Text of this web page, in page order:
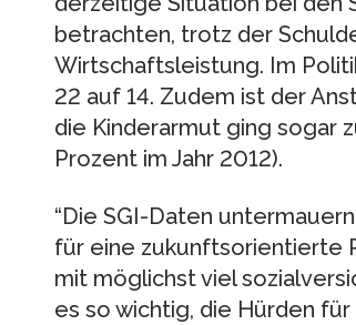
betrachten, trotz der
Wirtschaftsleistung. Im
22 auf 14. Zudem ist der
die Kinderarmut ging sogar
Prozent im Jahr 2012).
“Die SGI-Daten
für eine zukunftsorientierte
mit möglichst viel
es so wichtig, die Hürden